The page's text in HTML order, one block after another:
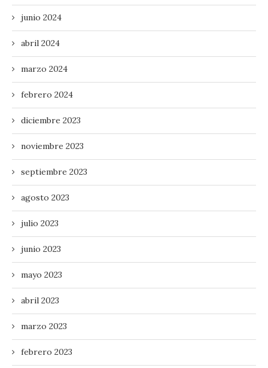
junio 2024
abril 2024
marzo 2024
febrero 2024
diciembre 2023
noviembre 2023
septiembre 2023
agosto 2023
julio 2023
junio 2023
mayo 2023
abril 2023
marzo 2023
febrero 2023